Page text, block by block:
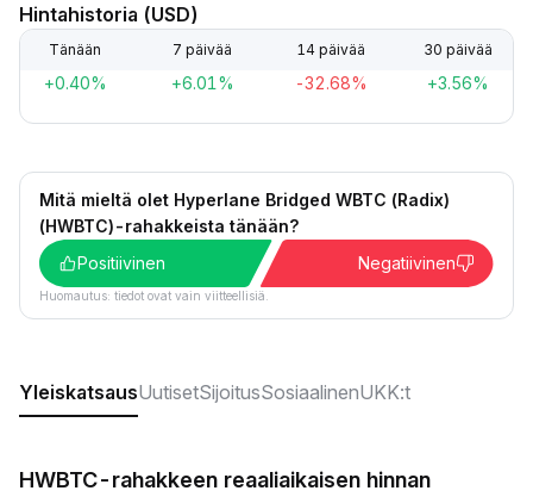
Hintahistoria (USD)
Tänään 7 päivää 14 päivää 30 päivää
+0.40% +6.01% -32.68% +3.56%
Mitä mieltä olet Hyperlane Bridged WBTC (Radix)
(HWBTC)-rahakkeista tänään?
Positiivinen
Negatiivinen
Huomautus: tiedot ovat vain viitteellisiä.
YleiskatsausUutisetSijoitusSosiaalinenUKK:t
HWBTC-rahakkeen reaaliaikaisen hinnan